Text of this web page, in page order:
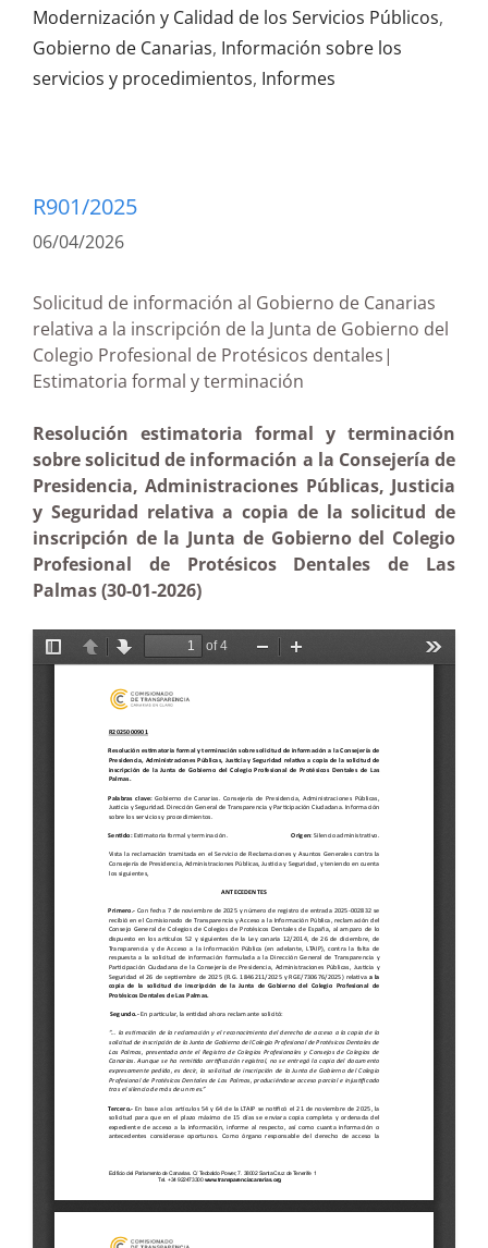
Modernización y Calidad de los Servicios Públicos,
Gobierno de Canarias, Información sobre los
servicios y procedimientos, Informes
R901/2025
06/04/2026
Solicitud de información al Gobierno de Canarias
relativa a la inscripción de la Junta de Gobierno del
Colegio Profesional de Protésicos dentales|
Estimatoria formal y terminación
Resolución estimatoria formal y terminación
sobre solicitud de información a la Consejería de
Presidencia, Administraciones Públicas, Justicia
y Seguridad relativa a copia de la solicitud de
inscripción de la Junta de Gobierno del Colegio
Profesional de Protésicos Dentales de Las
Palmas (30-01-2026)